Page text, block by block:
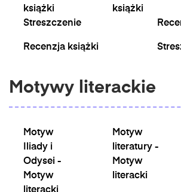
książki
książki
Streszczenie
Recenzja książki
Motywy literackie
Motyw
Iliady i
Odysei -
Motyw
Motyw
literatury -
Motyw
literacki